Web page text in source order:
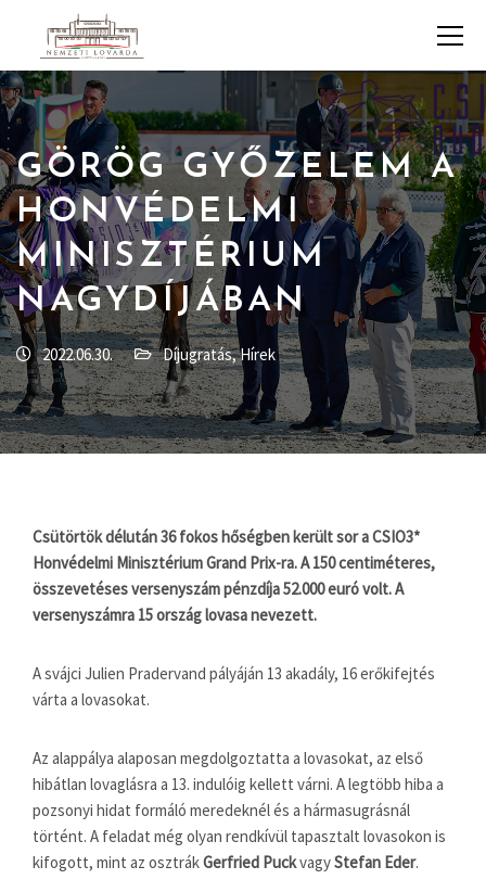
GÖRÖG GYŐZELEM A
HONVÉDELMI
MINISZTÉRIUM
NAGYDÍJÁBAN
2022.06.30. Díjugratás,Hírek
Csütörtök délután 36 fokos hőségben került sor a CSIO3*
Honvédelmi Minisztérium Grand Prix-ra. A 150 centiméteres,
összevetéses versenyszám pénzdíja 52.000 euró volt. A
versenyszámra 15 ország lovasa nevezett.
A svájci Julien Pradervand pályáján 13 akadály, 16 erőkifejtés
várta a lovasokat.
Az alappálya alaposan megdolgoztatta a lovasokat, az első
hibátlan lovaglásra a 13. indulóig kellett várni. A legtöbb hiba a
pozsonyi hidat formáló meredeknél és a hármasugrásnál
történt. A feladat még olyan rendkívül tapasztalt lovasokon is
kifogott, mint az osztrákGerfried PuckvagyStefan Eder.